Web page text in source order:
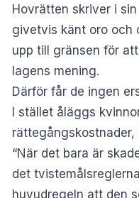
Hovrätten skriver i
givetvis känt oro och
upp till gränsen för
lagens mening.
Därför får de ingen
I stället åläggs
rättegångskostnader,
“När det bara är
det
huvudregeln att den